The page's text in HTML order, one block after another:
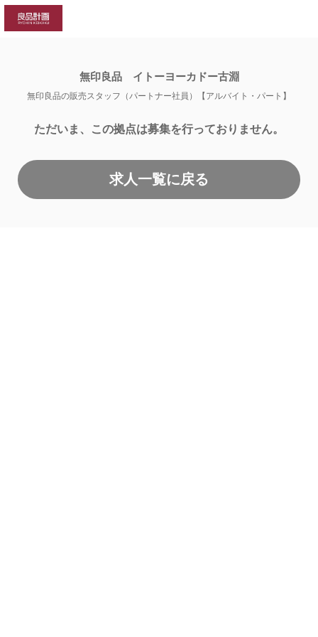
無印良品 イトーヨーカドー古淵
無印良品の販売スタッフ（パートナー社員）【アルバイト・パート】
ただいま、この拠点は募集を行っておりません。
求人一覧に戻る
'AW-11029428365');